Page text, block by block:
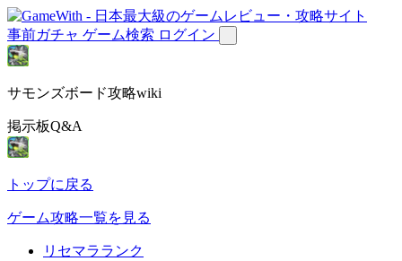
事前ガチャ ゲーム検索 ログイン
サモンズボード攻略wiki
掲示板Q&A
トップに戻る
ゲーム攻略一覧を見る
リセマラランク